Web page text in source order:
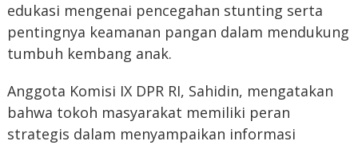
edukasi mengenai pencegahan stunting serta
pentingnya keamanan pangan dalam mendukung
tumbuh kembang anak.
Anggota Komisi IX DPR RI, Sahidin, mengatakan
bahwa tokoh masyarakat memiliki peran
strategis dalam menyampaikan informasi